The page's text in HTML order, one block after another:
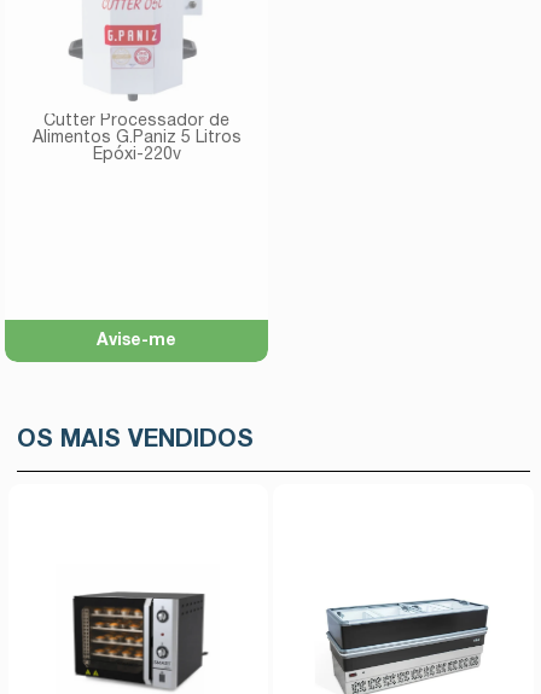
Cutter Processador de
Alimentos G.Paniz 5 Litros
Epóxi-220v
Avise-me
OS MAIS VENDIDOS